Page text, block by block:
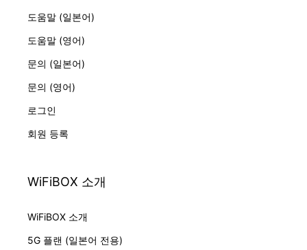
도움말 (일본어)
도움말 (영어)
문의 (일본어)
문의 (영어)
로그인
회원 등록
WiFiBOX 소개
WiFiBOX 소개
5G 플랜 (일본어 전용)